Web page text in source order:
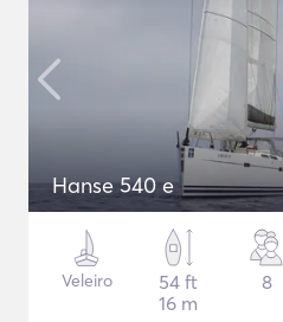
Hanse 540 e
Veleiro
54 ft
16 m
8